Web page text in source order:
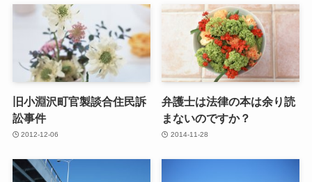
旧小淵沢町官製談合住民訴
訟事件
2012-12-06
弁護士は法律の本は余り読
まないのですか？
2014-11-28